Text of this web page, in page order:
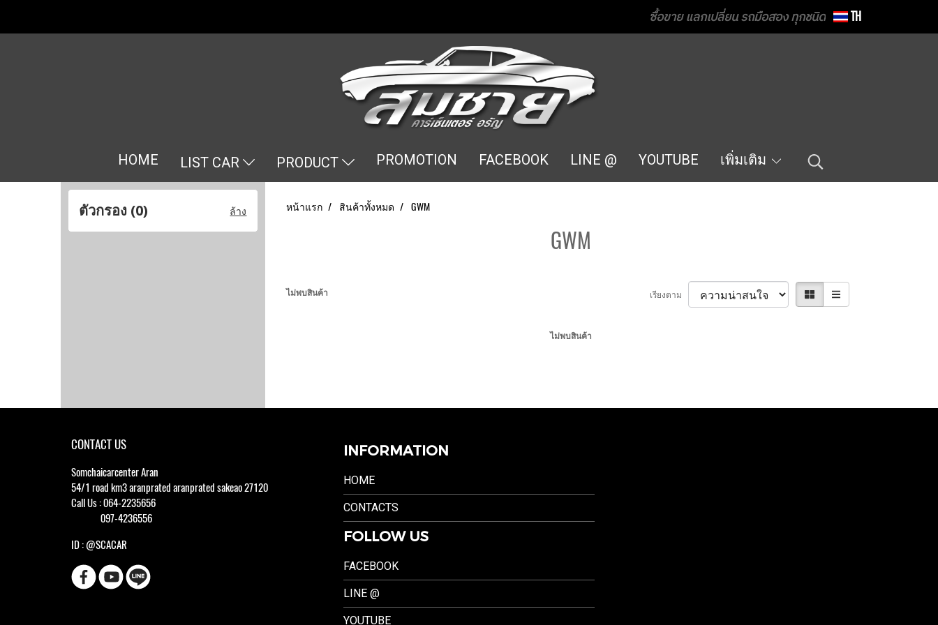
ซื้อขาย แลกเปลี่ยน รถมือสอง ทุกชนิด TH
HOME LIST CAR PRODUCT PROMOTION FACEBOOK LINE @ YOUTUBE เพิ่มเติม
หน้าแรก สินค้าทั้งหมด GWM
GWM
ไม่พบสินค้า เรียงตาม
ไม่พบสินค้า
ตัวกรอง (0) ล้าง
CONTACT US
Somchaicarcenter Aran
54/1 road km3 aranprated aranprated sakeao 27120
Call Us : 064-2235656
097-4236556
ID : @SCACAR
INFORMATION
HOME
CONTACTS
FOLLOW US
FACEBOOK
LINE @
YOUTUBE